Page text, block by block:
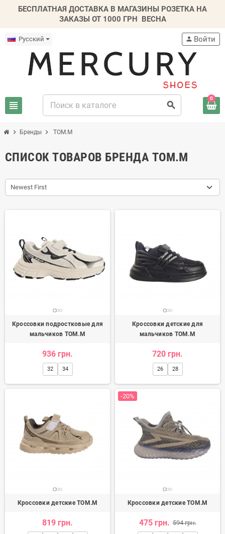
БЕСПЛАТНАЯ ДОСТАВКА В МАГАЗИНЫ РОЗЕТКА НА
ЗАКАЗЫ ОТ 1000 ГРН ВЕСНА
Русский
view_headline search
person Войти
0
chevron_right Бренды chevron_right TOM.M
СПИСОК ТОВАРОВ БРЕНДА TOM.M
Newest First
Кроссовки подростковые для
мальчиков TOM.M
936 грн.
32 34
Кроссовки детские для
мальчиков TOM.M
720 грн.
26 28
Кроссовки детские TOM.M
819 грн.
-20%
Кроссовки детские TOM.M
475 грн. 594 грн.